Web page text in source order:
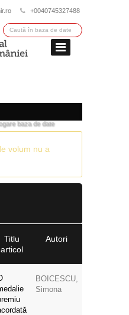
+0040745327488
baza de date
volum nu a
Titlu
articol
Autori
BOICESCU,
Simona